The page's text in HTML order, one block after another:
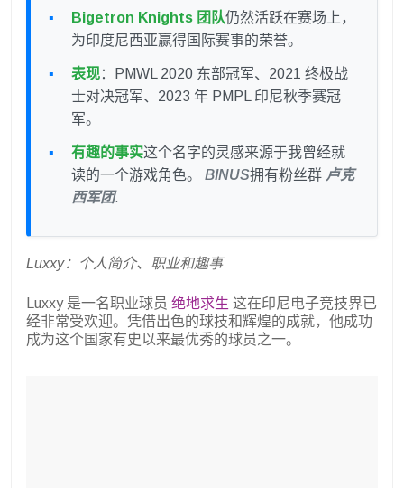
Bigetron Knights 团队仍然活跃在赛场上，
为印度尼西亚赢得国际赛事的荣誉。
表现：PMWL 2020 东部冠军、2021 终极战
士对决冠军、2023 年 PMPL 印尼秋季赛冠
军。
有趣的事实这个名字的灵感来源于我曾经就
读的一个游戏角色。 BINUS拥有粉丝群 卢克
西军团.
Luxxy：个人简介、职业和趣事
Luxxy 是一名职业球员 绝地求生 这在印尼电子竞技界已
经非常受欢迎。凭借出色的球技和辉煌的成就，他成功
成为这个国家有史以来最优秀的球员之一。